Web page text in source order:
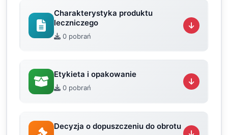
Charakterystyka produktu
leczniczego
0 pobrań
Etykieta i opakowanie
0 pobrań
Decyzja o dopuszczeniu do obrotu